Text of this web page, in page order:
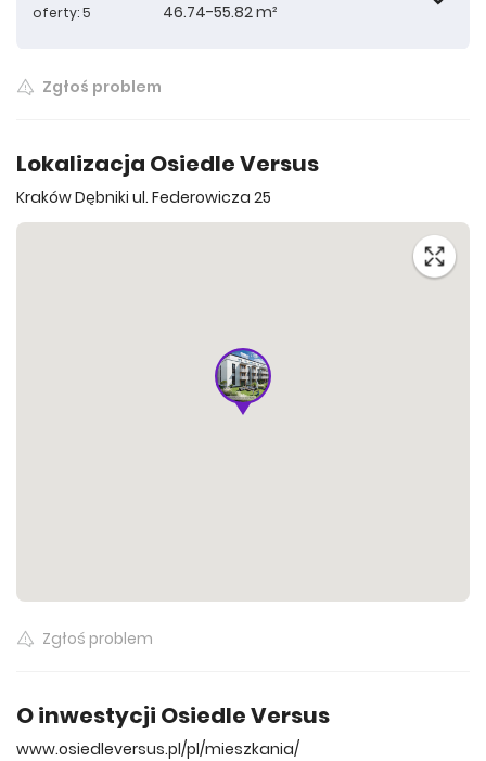
oferty: 5 46.74-55.82 m²
834 024 zł 54.87 m²
Zgłoś problem
Lokalizacja Osiedle Versus
Kraków Dębniki ul. Federowicza 25
Zgłoś problem
O inwestycji Osiedle Versus
www.osiedleversus.pl/pl/mieszkania/